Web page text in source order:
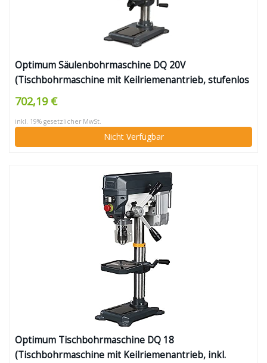
Optimum Säulenbohrmaschine DQ 20V
(Tischbohrmaschine mit Keilriemenantrieb, stufenlos
einstellbarer Drehzahl, Arbeitsfläche 243×243 mm,
Pinolenhub 80 mm, Aufnahme MK 2)
702,19 €
inkl. 19% gesetzlicher MwSt.
Nicht Verfügbar
Optimum Tischbohrmaschine DQ 18
(Tischbohrmaschine mit Keilriemenantrieb, inkl.